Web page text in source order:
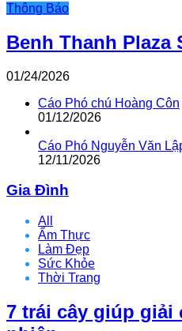
Thông Báo
Benh Thanh Plaza
01/24/2026
Cáo Phó chú Hoàng Côn
01/12/2026
Cáo Phó Nguyễn Văn
12/11/2026
Gia Đình
All
Ẩm Thực
Làm Đẹp
Sức Khỏe
Thời Trang
7 trái cây giúp giải